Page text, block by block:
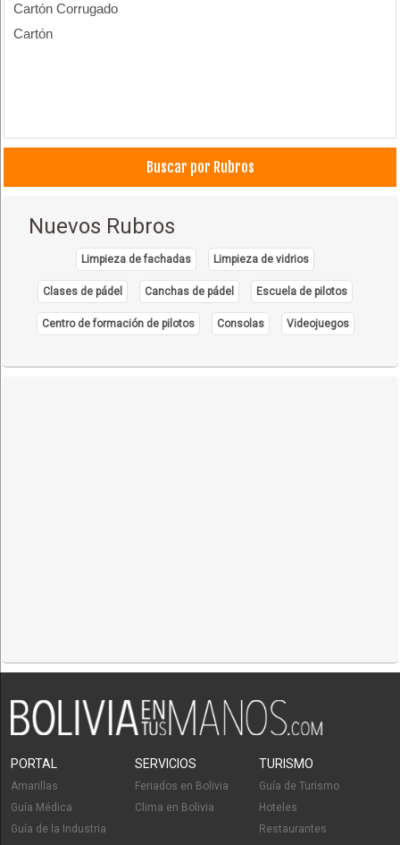
Cartón Corrugado
Cartón
Buscar por Rubros
Nuevos Rubros
Limpieza de fachadas Limpieza de vidrios
Clases de pádel Canchas de pádel Escuela de pilotos
Centro de formación de pilotos Consolas Videojuegos
PORTAL
Amarillas
Guía Médica
Guía de la Industria
SERVICIOS
Feriados en Bolivia
Clima en Bolivia
TURISMO
Guía de Turismo
Hoteles
Restaurantes